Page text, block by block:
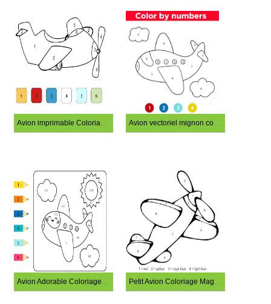
Avion imprimable Coloriage magique Avion vectoriel mignon coloriage magique
Avion Adorable Coloriage Magique Petit Avion Coloriage Magique